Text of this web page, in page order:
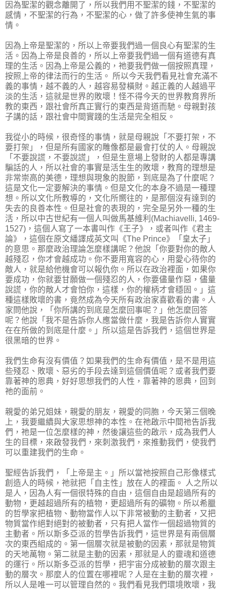
因為聖潔的觀念離開了，所以我們用不聖潔的錢，不聖潔的
感情，不聖潔的行為，不聖潔的心，做了許多使神生氣的事
情。
因為上帝是聖潔的，所以上帝要我們過一個良心有聖潔的生
活。因為上帝是良善的，所以上帝要我們過一個有道德有真
理的生活。因為上帝是公義的，祂要我們做一個按照真理，
按照上帝的律法而行的生活。 所以今天我們看見社會充滿不
義的事情，越不義的人，越容易發橫財。越正義的人越過平
淡的生活，這就是世界的敗壞！怪不得今天的世界教育界所
教的東西，跟社會所真正實行的東西是背道而馳。母親對孩
子講的話，跟社會中間實踐的生活是完全相反。
我從小的時候，很奇怪的事情，就是母親說「不要打架，不
要打架」，但是所有國家的雕像都是最會打仗的人。母親說
「不要說謊，不要說謊」，但是生意場上發財的人都是專講
騙話的人，所以社會的事實是活生生的敗壞，教育的理想是
非常崇高的美德，理想與現象的脫節，到底是為了什麼呢？
這是文化一定要解決的事情。但是文化的本身不過是一種理
想。所以文化所教導的，文化所嚮往的，是那個沒有達到的
失去的良善本性。但是社會的表現的，完全是另外一種的生
活，所以中古世紀有一個人叫做馬基維利(Machiavelli, 1469-
1527)，這個人寫了一本書叫作《王子》，或者叫作《君主
論》，這個在原文繙譯成英文叫《The Prince》「皇太子」
的意思。那麼政治理論怎麼樣講呢？他說「你要對你的敵人
越殘忍，你才會越成功。你不要用寬容的心，用愛心待你的
敵人，就是給他機會可以報仇你。所以在政治裡面，如果你
要成功，你就要甘願做一個殘忍的人，你要儘量作惡，儘量
說謊，你的敵人才會怕你，這樣，你的權柄才會穩固。」這
種這樣敗壞的書，竟然成為今天所有政治家喜歡看的書。人
家問他說，「你所講的到底是怎麼回事呢？」他怎麼回答
呢？他說「我不是告訴你人應當做什麼，我是告訴你人實實
在在所做的到底是什麼。」所以這是告訴我們，這個世界是
很黑暗的世界。
我們生命有沒有價值？如果我們的生命有價值，是不是用這
些殘忍、敗壞、惡劣的手段去達到這個價值呢？或者我們要
靠著神的恩典，好好思想我們的人性，靠著神的恩典，回到
祂的面前。
親愛的弟兄姐妹，親愛的朋友，親愛的同胞，今天第三個晚
上，我要繼續與大家思想神的本性。在祂啟示中間祂告訴我
們，祂是一位怎麼樣的神，然後讓這些的啟示，成為我們人
生的目標，來啟發我們，來刺激我們，來推動我們，使我們
可以重建我們的生命。
聖經告訴我們，「上帝是主。」所以當祂按照自己形像樣式
創造人的時候，祂就把「自主性」放在人的裡面。 人之所以
是人，因為人有一個很特殊的自由，這個自由是超過所有的
動物，更越超過所有的植物，更超過所有的礦物。所以希臘
的哲學家把植物、動物當作人以下非常被動的主動者，又把
物質當作絕對絕對的被動者，只有把人當作一個超過物質的
主動者。所以斯多亞派的哲學告訴我們，這世界是有兩個層
次的東西組成的。第一個層次就是被動的因素，那就是物質
的天地萬物。第二就是主動的因素，那就是人的靈魂和道德
的運行。所以斯多亞派的哲學，把宇宙分成被動的層次跟主
動的層次。那麼人的位置在哪裡呢？人是在主動的層次裡，
所以人是唯一可以管理自然的。我們看見我們環境敗壞，我